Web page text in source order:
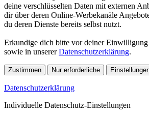
deine verschlüsselten Daten mit externen
dir über deren Online-Werbekanäle
du deren Dienste bereits selbst nutzt.
Erkundige dich bitte vor deiner
sowie in unsererDatenschutzerklärung.
Zustimmen Nur erforderliche
Datenschutzerklärung
Individuelle Datenschutz-Einstellungen